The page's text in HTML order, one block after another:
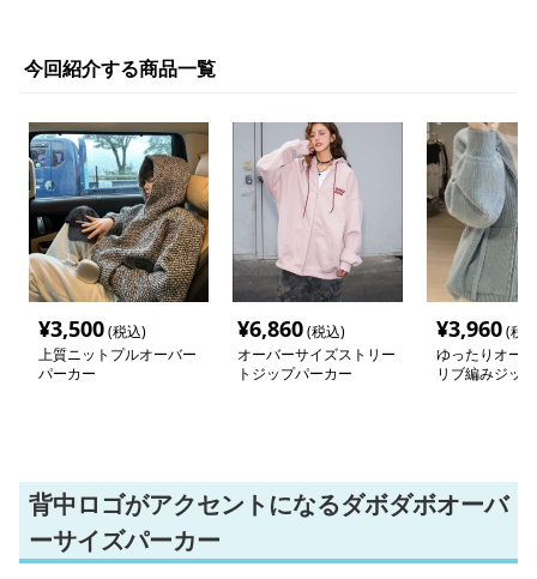
今回紹介する商品一覧
¥3,500(税込)
上質ニットプルオーバー
パーカー
¥6,860(税込)
オーバーサイズストリー
トジップパーカー
¥3,960(税
ゆったりオー
リブ編みジッ
背中ロゴがアクセントになるダボダボオーバ
ーサイズパーカー